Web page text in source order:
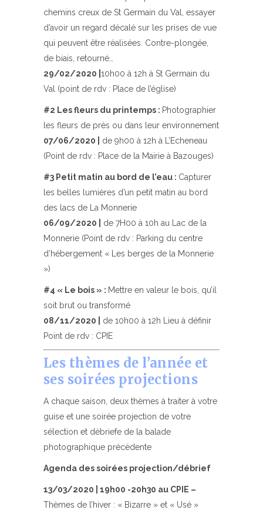
chemins creux de St Germain du Val, essayer
d’avoir un regard décalé sur les prises de vue
qui peuvent être réalisées. Contre-plongée,
de biais, retourné…
29/02/2020 | 10h00 à 12h à St Germain du
Val (point de rdv : Place de l’église)
#2 Les fleurs du printemps : Photographier
les fleurs de près ou dans leur environnement
07/06/2020 |
de 9h00 à 12h à L’Echeneau
(Point de rdv : Place de la Mairie à Bazouges)
#3 Petit matin au bord de l’eau : Capturer
les belles lumières d’un petit matin au bord
des lacs de La Monnerie
06/09/2020 |
de 7H00 à 10h au Lac de la
Monnerie (Point de rdv : Parking du centre
d’hébergement « Les berges de la Monnerie
»)
#4 « Le bois » : Mettre en valeur le bois, qu’il
soit brut ou transformé
08/11/2020 |
de 10h00 à 12h Lieu à définir
Point de rdv : CPIE
Les thèmes de l’année et
ses soirées projections
A chaque saison, deux thèmes à traiter à votre
guise et une soirée projection de votre
sélection et débriefe de la balade
photographique précédente
Agenda des soirées projection/débrief
13/03/2020 | 19h00 -20h30 au CPIE –
Thèmes de l’hiver : « Bizarre » et « Usé »